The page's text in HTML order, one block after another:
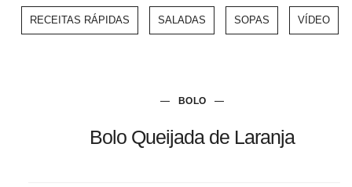
RECEITAS RÁPIDAS SALADAS SOPAS VÍDEO
BOLO
Bolo Queijada de Laranja